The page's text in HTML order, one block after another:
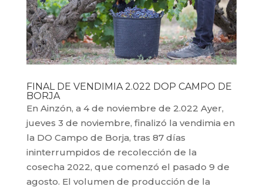
FINAL DE VENDIMIA 2.022 DOP CAMPO DE
BORJA
En Ainzón, a 4 de noviembre de 2.022 Ayer,
jueves 3 de noviembre, finalizó la vendimia en
la DO Campo de Borja, tras 87 días
ininterrumpidos de recolección de la
cosecha 2022, que comenzó el pasado 9 de
agosto. El volumen de producción de la